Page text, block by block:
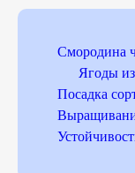
Смородина
Ягоды
Посадка